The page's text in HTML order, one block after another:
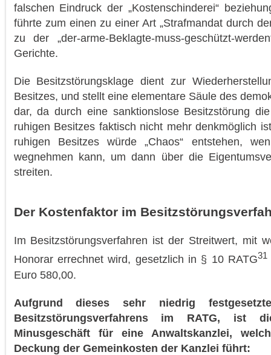
falschen Eindruck der „Kostenschinderei“
führte zum einen zu einer Art „Strafmandat durch
zu der „der-arme-Beklagte-muss-geschützt-
Gerichte.
Die Besitzstörungsklage dient zur
Besitzes, und stellt eine elementare Säule des
dar, da durch eine sanktionslose Besitzstörung
ruhigen Besitzes faktisch nicht mehr denkmöglich
ruhigen Besitzes würde „Chaos“ entstehen,
wegnehmen kann, um dann über die
streiten.
Der Kostenfaktor im
Im Besitzstörungsverfahren ist der Streitwert, mit
Honorar errechnet wird, gesetzlich in § 10 RATG31
Euro 580,00.
Aufgrund dieses sehr niedrig
Besitzstörungsverfahrens im RATG, ist
Minusgeschäft für eine Anwaltskanzlei,
Deckung der Gemeinkosten der Kanzlei führt: